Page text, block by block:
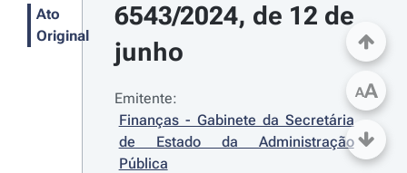
Ato
Original
6543/2024, de 12 de
junho
Emitente:
Finanças - Gabinete da Secretária
de Estado da Administração
Pública
AA